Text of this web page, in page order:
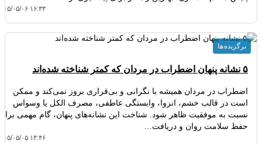
۱۴۰۵/۰۵/۰۶
۵ نشانه پنهان اضطراب در مردان که کمتر شناخته شده‌اند
اضطراب در مردان همیشه با نگرانی و بی‌قراری بروز نمی‌کند و ممکن
است در قالب خشم، انزوا، وابستگی عاطفی، مصرف الکل یا وسواس
نسبت به موفقیت ظاهر شود. شناخت این نشانه‌های پنهان، گام مهمی
حفظ سلامت روان و دریافت…
۱۴۰۵/۰۵/۰۵
برگزیده ها